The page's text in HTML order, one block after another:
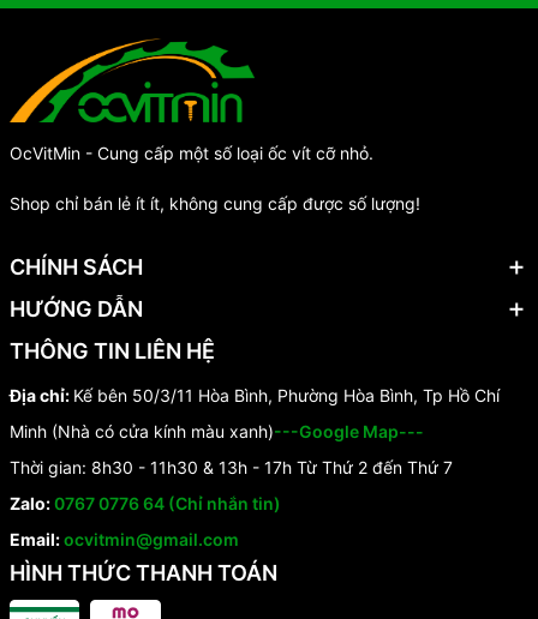
OcVitMin - Cung cấp một số loại ốc vít cỡ nhỏ.
Shop chỉ bán lẻ ít ít, không cung cấp được số lượng!
CHÍNH SÁCH
HƯỚNG DẪN
THÔNG TIN LIÊN HỆ
Địa chỉ: Kế bên 50/3/11 Hòa Bình, Phường Hòa Bình, Tp Hồ Chí
Minh (Nhà có cửa kính màu xanh)---Google Map---
Thời gian: 8h30 - 11h30 & 13h - 17h Từ Thứ 2 đến Thứ 7
Zalo:0767 0776 64 (Chỉ nhắn tin)
Email:ocvitmin@gmail.com
HÌNH THỨC THANH TOÁN